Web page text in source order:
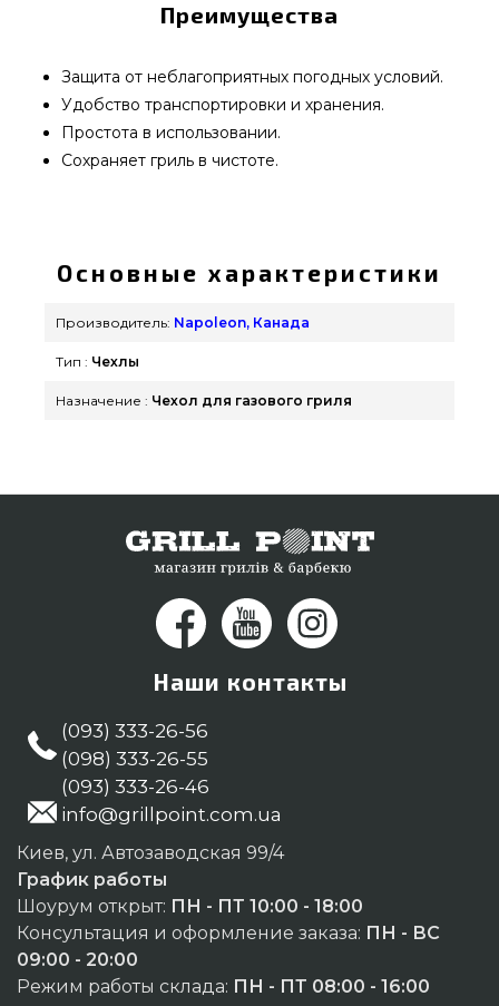
Преимущества
Защита от неблагоприятных погодных условий.
Удобство транспортировки и хранения.
Простота в использовании.
Сохраняет гриль в чистоте.
заказать от качественного бренда Napoleon,
Канада по выгодной цене всего 2 880 грн. в
каталоге грилей и барбекью Гриль Поинт.
онлайн магазине GrillPoint. Наберите нашим
специалистам по телефонному номеру (044)
Основные характеристики
Производитель: Napoleon, Канада
Тип : Чехлы
Назначение : Чехол для газового гриля
Наши контакты
(093) 333-26-56
(098) 333-26-55
(093) 333-26-46
info@grillpoint.com.ua
Киев, ул. Автозаводская 99/4
График работы
Шоурум открыт: ПН - ПТ 10:00 - 18:00
Консультация и оформление заказа: ПН - ВС
09:00 - 20:00
Режим работы склада: ПН - ПТ 08:00 - 16:00